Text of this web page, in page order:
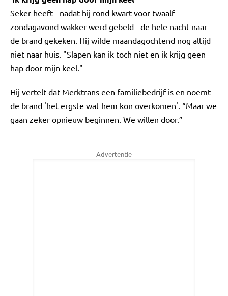
Seker heeft - nadat hij rond kwart voor twaalf
zondagavond wakker werd gebeld - de hele nacht naar
de brand gekeken. Hij wilde maandagochtend nog altijd
niet naar huis. "Slapen kan ik toch niet en ik krijg geen
hap door mijn keel."
Hij vertelt dat Merktrans een familiebedrijf is en noemt
de brand 'het ergste wat hem kon overkomen'. “Maar we
gaan zeker opnieuw beginnen. We willen door.”
Advertentie